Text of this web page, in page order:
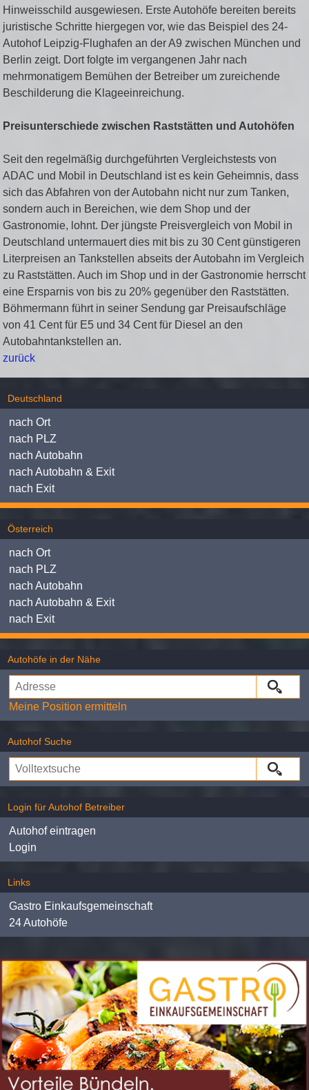
Hinweisschild ausgewiesen. Erste Autohöfe bereiten bereits
juristische Schritte hiergegen vor, wie das Beispiel des 24-
Autohof Leipzig-Flughafen an der A9 zwischen München und
Berlin zeigt. Dort folgte im vergangenen Jahr nach
mehrmonatigem Bemühen der Betreiber um zureichende
Beschilderung die Klageeinreichung.
Preisunterschiede zwischen Raststätten und Autohöfen
Seit den regelmäßig durchgeführten Vergleichstests von
ADAC und Mobil in Deutschland ist es kein Geheimnis, dass
sich das Abfahren von der Autobahn nicht nur zum Tanken,
sondern auch in Bereichen, wie dem Shop und der
Gastronomie, lohnt. Der jüngste Preisvergleich von Mobil in
Deutschland untermauert dies mit bis zu 30 Cent günstigeren
Literpreisen an Tankstellen abseits der Autobahn im Vergleich
zu Raststätten. Auch im Shop und in der Gastronomie herrscht
eine Ersparnis von bis zu 20% gegenüber den Raststätten.
Böhmermann führt in seiner Sendung gar Preisaufschläge
von 41 Cent für E5 und 34 Cent für Diesel an den
Autobahntankstellen an.
zurück
Deutschland
nach Ort
nach PLZ
nach Autobahn
nach Autobahn & Exit
nach Exit
Österreich
nach Ort
nach PLZ
nach Autobahn
nach Autobahn & Exit
nach Exit
Autohöfe in der Nähe
Meine Position ermitteln
Autohof Suche
Login für Autohof Betreiber
Autohof eintragen
Login
Links
Gastro Einkaufsgemeinschaft
24 Autohöfe